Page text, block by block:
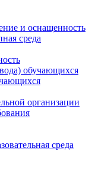
и оснащенность
среда
обучающихся
организации
среда